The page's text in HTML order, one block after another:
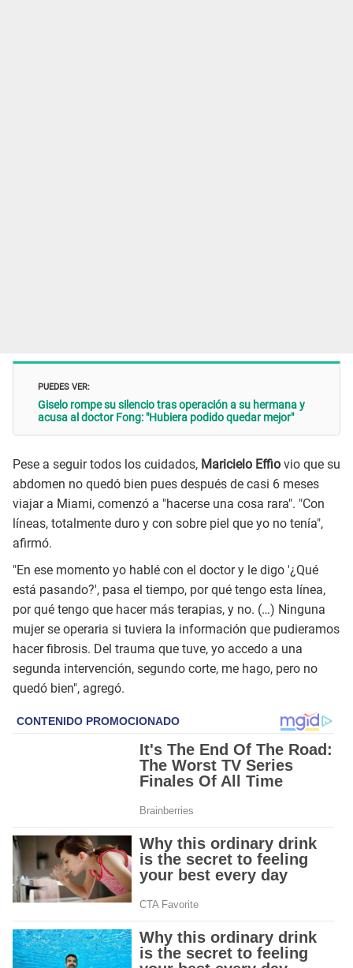
PUEDES VER:
Giselo rompe su silencio tras operación a su hermana y
acusa al doctor Fong: "Hubiera podido quedar mejor"
Pese a seguir todos los cuidados, Maricielo Effio vio que su
abdomen no quedó bien pues después de casi 6 meses
viajar a Miami, comenzó a "hacerse una cosa rara". "Con
líneas, totalmente duro y con sobre piel que yo no tenía",
afirmó.
"En ese momento yo hablé con el doctor y le digo '¿Qué
está pasando?', pasa el tiempo, por qué tengo esta línea,
por qué tengo que hacer más terapias, y no. (…) Ninguna
mujer se operaria si tuviera la información que pudieramos
hacer fibrosis. Del trauma que tuve, yo accedo a una
segunda intervención, segundo corte, me hago, pero no
quedó bien", agregó.